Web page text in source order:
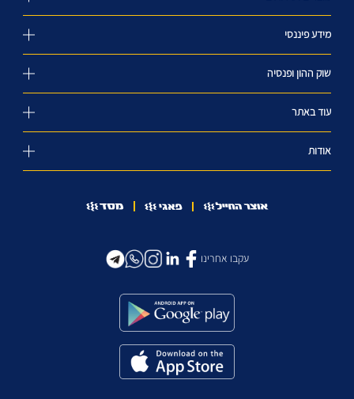
מידע פיננסי
שוק ההון ופנסיה
עוד באתר
אודות
עקבו אחרינו